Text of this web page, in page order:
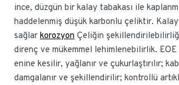
ince, düzgün bir kalay tabakası ile
haddelenmiş düşük karbonlu çeliktir. Kalay
sağlar korozyon Çeliğin
direnç ve mükemmel lehimlenebilirlik.
enine kesilir, yağlanır ve çukurlaştırılır;
damgalanır ve şekillendirilir; kontrollü